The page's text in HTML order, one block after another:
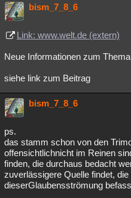
bism_7_8_6
Link: www.welt.de (extern)
Neue Informationen zum Thema
siehe link zum Beitrag
bism_7_8_6
ps.
das stamm schon von den
offensichtlichnicht im Reinen
finden, die durchaus bedacht
zuverlässigere Quelle findet,
dieserGlaubensströmung